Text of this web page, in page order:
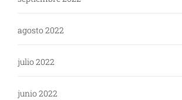
agosto 2022
julio 2022
junio 2022